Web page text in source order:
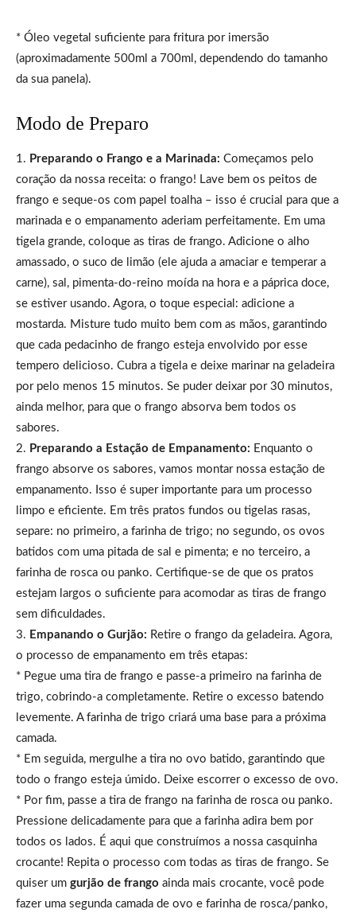
* Óleo vegetal suficiente para fritura por imersão
(aproximadamente 500ml a 700ml, dependendo do tamanho
da sua panela).
Modo de Preparo
1. Preparando o Frango e a Marinada: Começamos pelo
coração da nossa receita: o frango! Lave bem os peitos de
frango e seque-os com papel toalha – isso é crucial para que a
marinada e o empanamento aderiam perfeitamente. Em uma
tigela grande, coloque as tiras de frango. Adicione o alho
amassado, o suco de limão (ele ajuda a amaciar e temperar a
carne), sal, pimenta-do-reino moída na hora e a páprica doce,
se estiver usando. Agora, o toque especial: adicione a
mostarda. Misture tudo muito bem com as mãos, garantindo
que cada pedacinho de frango esteja envolvido por esse
tempero delicioso. Cubra a tigela e deixe marinar na geladeira
por pelo menos 15 minutos. Se puder deixar por 30 minutos,
ainda melhor, para que o frango absorva bem todos os
sabores.
2. Preparando a Estação de Empanamento: Enquanto o
frango absorve os sabores, vamos montar nossa estação de
empanamento. Isso é super importante para um processo
limpo e eficiente. Em três pratos fundos ou tigelas rasas,
separe: no primeiro, a farinha de trigo; no segundo, os ovos
batidos com uma pitada de sal e pimenta; e no terceiro, a
farinha de rosca ou panko. Certifique-se de que os pratos
estejam largos o suficiente para acomodar as tiras de frango
sem dificuldades.
3. Empanando o Gurjão: Retire o frango da geladeira. Agora,
o processo de empanamento em três etapas:
* Pegue uma tira de frango e passe-a primeiro na farinha de
trigo, cobrindo-a completamente. Retire o excesso batendo
levemente. A farinha de trigo criará uma base para a próxima
camada.
* Em seguida, mergulhe a tira no ovo batido, garantindo que
todo o frango esteja úmido. Deixe escorrer o excesso de ovo.
* Por fim, passe a tira de frango na farinha de rosca ou panko.
Pressione delicadamente para que a farinha adira bem por
todos os lados. É aqui que construímos a nossa casquinha
crocante! Repita o processo com todas as tiras de frango. Se
quiser um gurjão de frango ainda mais crocante, você pode
fazer uma segunda camada de ovo e farinha de rosca/panko,